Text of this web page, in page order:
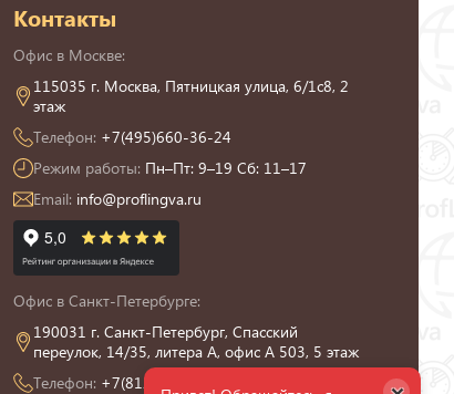
Контакты
Офис в Москве:
115035 г. Москва, Пятницкая улица, 6/1с8, 2
этаж
Телефон: +7(495)660-36-24
Режим работы: Пн–Пт: 9–19 Сб: 11–17
Email: info@proflingva.ru
Офис в Санкт-Петербурге:
190031 г. Санкт-Петербург, Спасский
переулок, 14/35, литера А, офис А 503, 5 этаж
Телефон: +7(812)426-13-21